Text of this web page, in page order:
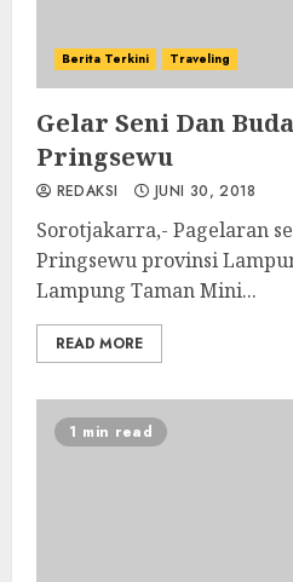
Berita Terkini Traveling
Gelar Seni Dan
Pringsewu
REDAKSI JUNI 30, 2018
Sorotjakarra,- Pagelaran
Pringsewu provinsi
Lampung Taman Mini...
READ MORE
1 min read